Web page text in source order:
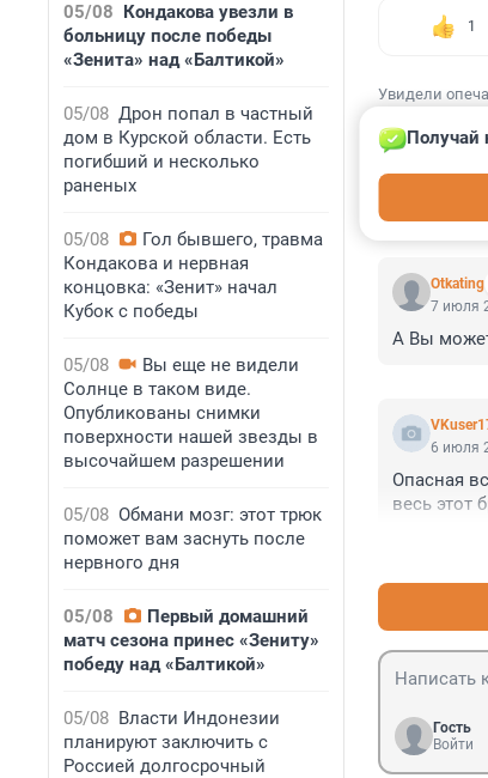
05/08 Кондакова увезли в
больницу после победы
«Зенита» над «Балтикой»
05/08 Дрон попал в частный
дом в Курской области. Есть
погибший и несколько
раненых
05/08
Гол бывшего, травма
Кондакова и нервная
концовка: «Зенит» начал
Кубок с победы
05/08
Вы еще не видели
Солнце в таком виде.
Опубликованы снимки
поверхности нашей звезды в
высочайшем разрешении
05/08 Обмани мозг: этот трюк
поможет вам заснуть после
нервного дня
05/08
Первый домашний
матч сезона принес «Зениту»
победу над «Балтикой»
05/08 Власти Индонезии
планируют заключить с
Россией долгосрочный
1
Увидели
Otkating
Получай
7 июля
А Вы
6 июля
Опасная
весь этот
Гость
Войти